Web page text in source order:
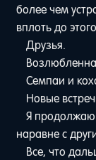
более чем
вплоть до
Друзья.
Семпаи и
Новые
Я
наравне с
Все, что